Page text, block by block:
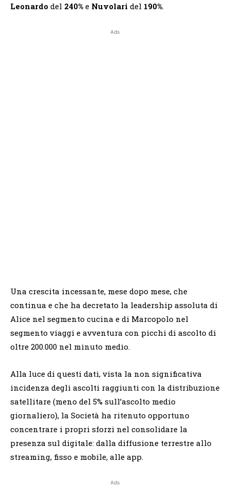
Leonardo del 240% e Nuvolari del 190%.
Ads
Una crescita incessante, mese dopo mese, che
continua e che ha decretato la leadership assoluta di
Alice nel segmento cucina e di Marcopolo nel
segmento viaggi e avventura con picchi di ascolto di
oltre 200.000 nel minuto medio.
Alla luce di questi dati, vista la non significativa
incidenza degli ascolti raggiunti con la distribuzione
satellitare (meno del 5% sull’ascolto medio
giornaliero), la Società ha ritenuto opportuno
concentrare i propri sforzi nel consolidare la
presenza sul digitale: dalla diffusione terrestre allo
streaming, fisso e mobile, alle app.
Ads